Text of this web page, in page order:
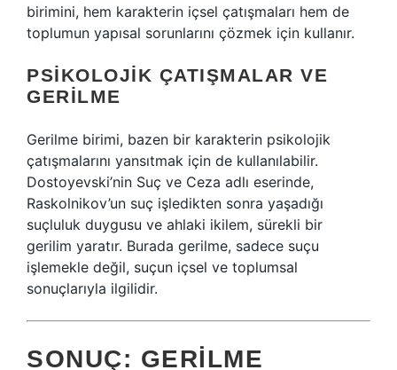
birimini, hem karakterin içsel çatışmaları hem de
toplumun yapısal sorunlarını çözmek için kullanır.
PSIKOLOJIK ÇATIŞMALAR VE
GERILME
Gerilme birimi, bazen bir karakterin psikolojik
çatışmalarını yansıtmak için de kullanılabilir.
Dostoyevski’nin Suç ve Ceza adlı eserinde,
Raskolnikov’un suç işledikten sonra yaşadığı
suçluluk duygusu ve ahlaki ikilem, sürekli bir
gerilim yaratır. Burada gerilme, sadece suçu
işlemekle değil, suçun içsel ve toplumsal
sonuçlarıyla ilgilidir.
SONUÇ: GERILME